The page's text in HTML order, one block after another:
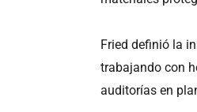
Fried definió la
trabajando con
auditorías en